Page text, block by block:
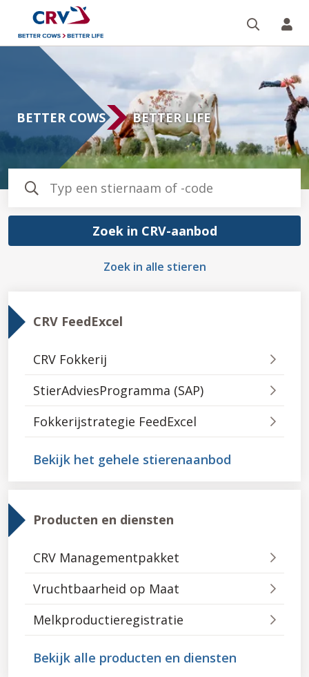
Homepagina
BETTER COWS BETTER LIFE
Zoek in CRV-aanbod
Zoek in alle stieren
CRV FeedExcel
CRV Fokkerij
StierAdviesProgramma (SAP)
Fokkerijstrategie FeedExcel
Bekijk het gehele stierenaanbod
Producten en diensten
CRV Managementpakket
Vruchtbaarheid op Maat
Melkproductieregistratie
Bekijk alle producten en diensten